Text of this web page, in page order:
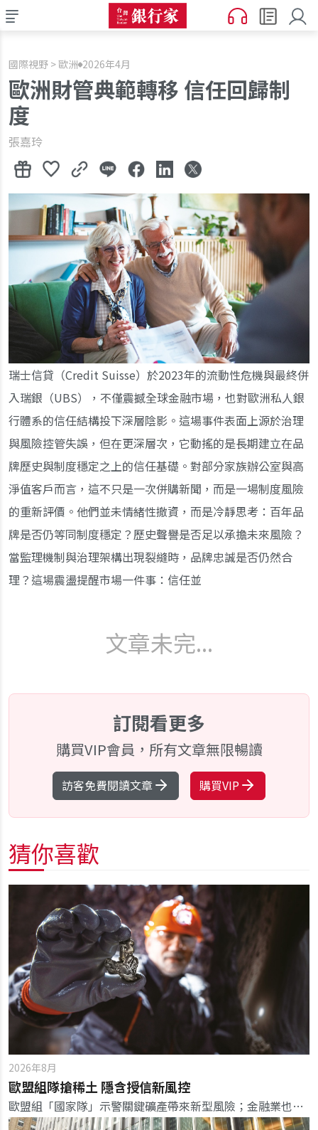
國際視野 > 歐洲 2026年4月
歐洲財管典範轉移 信任回歸制
度
張嘉玲
瑞士信貸（Credit Suisse）於2023年的流動性危機與最終併
入瑞銀（UBS），不僅震撼全球金融市場，也對歐洲私人銀
行體系的信任結構投下深層陰影。這場事件表面上源於治理
與風險控管失誤，但在更深層次，它動搖的是長期建立在品
牌歷史與制度穩定之上的信任基礎。對部分家族辦公室與高
淨值客戶而言，這不只是一次併購新聞，而是一場制度風險
的重新評價。他們並未情緒性撤資，而是冷靜思考：百年品
牌是否仍等同制度穩定？歷史聲譽是否足以承擔未來風險？
當監理機制與治理架構出現裂縫時，品牌忠誠是否仍然合
理？這場震盪提醒市場一件事：信任並
文章未完...
訂閱看更多
購買VIP會員，所有文章無限暢讀
訪客免費閱讀文章 購買VIP
猜你喜歡
2026年8月
歐盟組隊搶稀土 隱含授信新風控
歐盟組「國家隊」示警關鍵礦產帶來新型風險；金融業也應重塑資金角色與風險模型，徹底掌握企業上游稀有零組件的供應風險。